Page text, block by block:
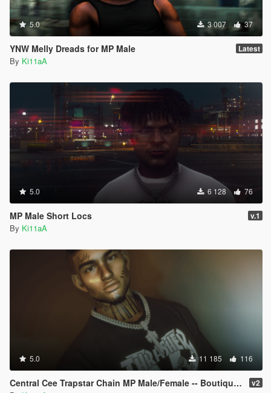
5.0 3 007 37
YNW Melly Dreads for MP Male Latest
By Ki11aA
5.0 6 128 76
MP Male Short Locs v.1
By Ki11aA
5.0 11 185 116
Central Cee Trapstar Chain MP Male/Female -- Boutique Mods v2